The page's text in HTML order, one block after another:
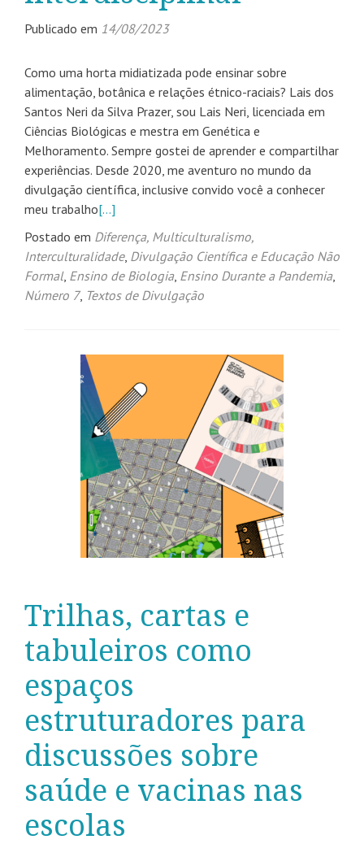
Publicado em 14/08/2023
Como uma horta midiatizada pode ensinar sobre
alimentação, botânica e relações étnico-raciais? Lais dos
Santos Neri da Silva Prazer, sou Lais Neri, licenciada em
Ciências Biológicas e mestra em Genética e
Melhoramento. Sempre gostei de aprender e compartilhar
experiências. Desde 2020, me aventuro no mundo da
divulgação científica, inclusive convido você a conhecer
meu trabalho[…]
Postado em Diferença, Multiculturalismo,
Interculturalidade, Divulgação Científica e Educação Não
Formal, Ensino de Biologia, Ensino Durante a Pandemia,
Número 7, Textos de Divulgação
Trilhas, cartas e
tabuleiros como
espaços
estruturadores para
discussões sobre
saúde e vacinas nas
escolas